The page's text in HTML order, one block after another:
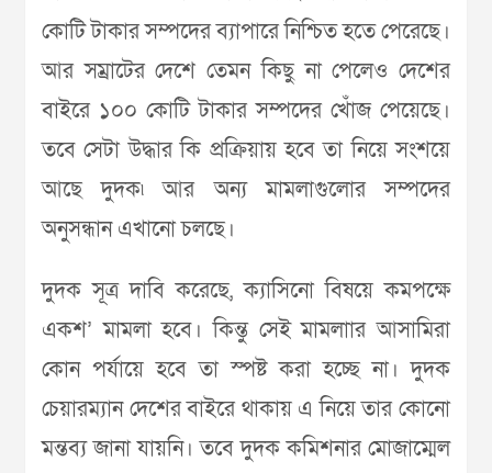
কোটি টাকার সম্পদের ব্যাপারে নিশ্চিত হতে পেরেছে।
আর সম্রাটের দেশে তেমন কিছু না পেলেও দেশের
বাইরে ১০০ কোটি টাকার সম্পদের খোঁজ পেয়েছে।
তবে সেটা উদ্ধার কি প্রক্রিয়ায় হবে তা নিয়ে সংশয়ে
আছে দুদক৷ আর অন্য মামলাগুলোর সম্পদের
অনুসন্ধান এখানো চলছে।
দুদক সূত্র দাবি করেছে, ক্যাসিনো বিষয়ে কমপক্ষে
একশ’ মামলা হবে। কিন্তু সেই মামলাার আসামিরা
কোন পর্যায়ে হবে তা স্পষ্ট করা হচ্ছে না। দুদক
চেয়ারম্যান দেশের বাইরে থাকায় এ নিয়ে তার কোনো
মন্তব্য জানা যায়নি। তবে দুদক কমিশনার মোজাম্মেল